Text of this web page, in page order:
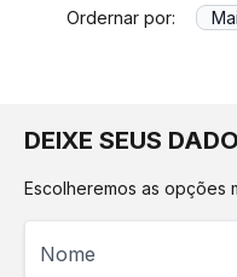
Ordernar por:
DEIXE SEUS
Escolheremos as opções